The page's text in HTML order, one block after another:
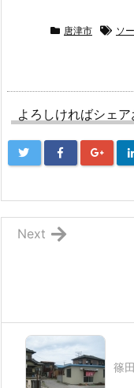
唐津市 ソ
よろしければシェ
Next
篠